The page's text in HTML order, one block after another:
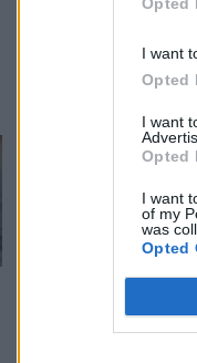
I want
Opted
I want
Opted
I want
of my
was
Opted
Šiuo metu